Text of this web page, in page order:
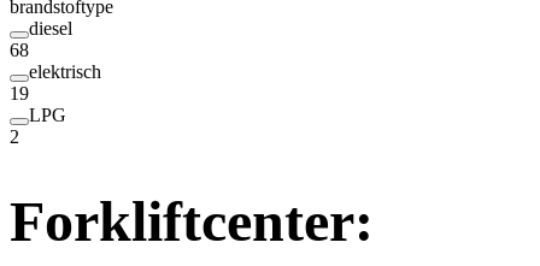
brandstoftype
diesel
68
elektrisch
19
LPG
2
Forkliftcenter: